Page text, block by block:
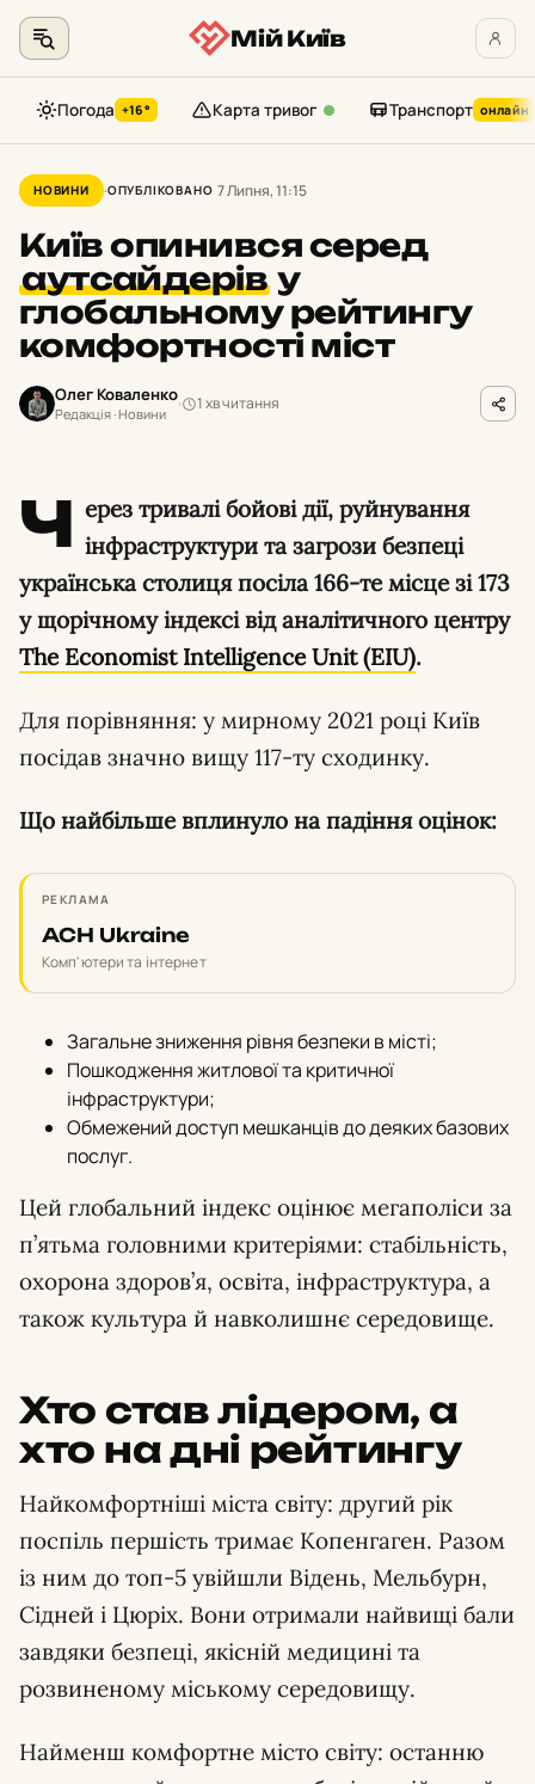
до
контенту
Мій Київ
Погода +16° Карта тривог Транспорт онлайн
НОВИНИ ОПУБЛІКОВАНО 7 Липня, 11:15
Київ опинився серед
аутсайдерів у
глобальному рейтингу
комфортності міст
Олег Коваленко
Редакція · Новини
1 хв читання
Ч ерез тривалі бойові дії, руйнування
інфраструктури та загрози безпеці
українська столиця посіла 166-те місце зі 173
у щорічному індексі від аналітичного центру
The Economist Intelligence Unit (EIU).
Для порівняння: у мирному 2021 році Київ
посідав значно вищу 117-ту сходинку.
Що найбільше вплинуло на падіння оцінок:
РЕКЛАМА
ACH Ukraine
Комп'ютери та інтернет
Загальне зниження рівня безпеки в місті;
Пошкодження житлової та критичної
інфраструктури;
Обмежений доступ мешканців до деяких базових
послуг.
Цей глобальний індекс оцінює мегаполіси за
п’ятьма головними критеріями: стабільність,
охорона здоров’я, освіта, інфраструктура, а
також культура й навколишнє середовище.
Хто став лідером, а
хто на дні рейтингу
Найкомфортніші міста світу: другий рік
поспіль першість тримає Копенгаген. Разом
із ним до топ-5 увійшли Відень, Мельбурн,
Сідней і Цюріх. Вони отримали найвищі бали
завдяки безпеці, якісній медицині та
розвиненому міському середовищу.
Найменш комфортне місто світу: останню